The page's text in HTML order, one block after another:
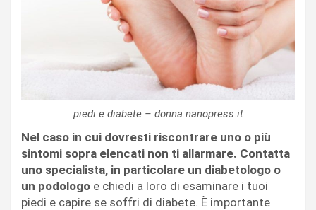
piedi e diabete – donna.nanopress.it
Nel caso in cui dovresti riscontrare uno o più
sintomi sopra elencati non ti allarmare. Contatta
uno specialista, in particolare un diabetologo o
un podologo e chiedi a loro di esaminare i tuoi
piedi e capire se soffri di diabete. È importante